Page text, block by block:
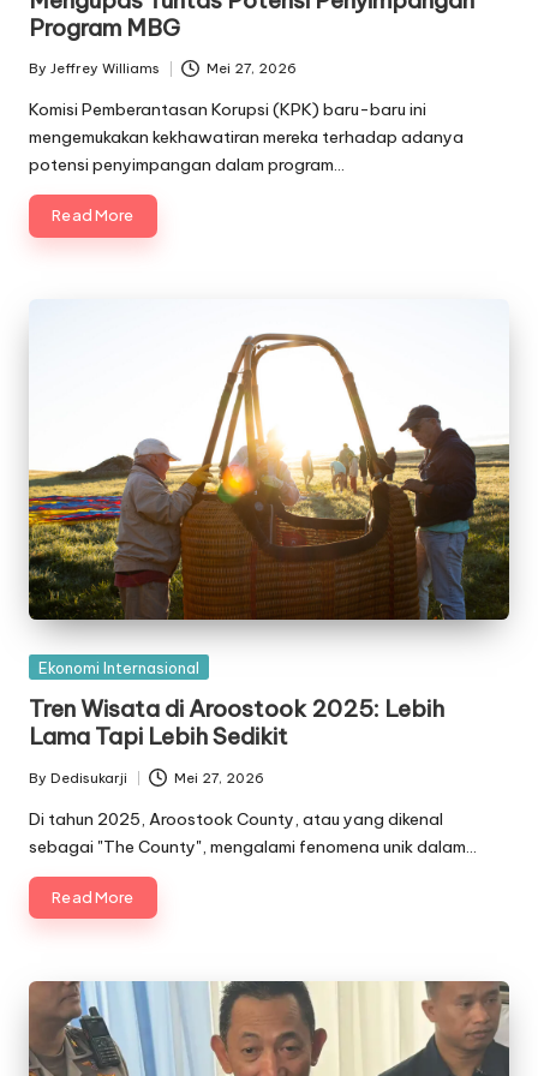
Program MBG
Posted
by
By Jeffrey Williams Mei 27, 2026
Komisi Pemberantasan Korupsi (KPK) baru-baru ini
mengemukakan kekhawatiran mereka terhadap adanya
potensi penyimpangan dalam program…
Read More
Posted
Ekonomi Internasional
Tren Wisata di Aroostook 2025: Lebih
Lama Tapi Lebih Sedikit
Posted
by
By Dedisukarji Mei 27, 2026
Di tahun 2025, Aroostook County, atau yang dikenal
sebagai "The County", mengalami fenomena unik dalam…
Read More